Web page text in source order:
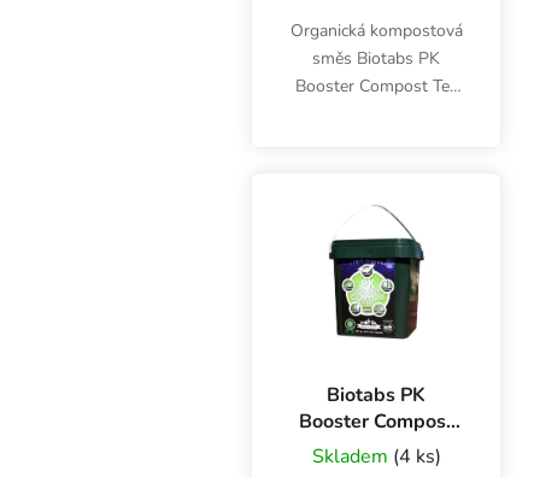
Organická kompostová
směs Biotabs PK
Booster Compost Tea
Biotabs PK
Booster Compost
Tea 2.5 l
Skladem (4 ks)